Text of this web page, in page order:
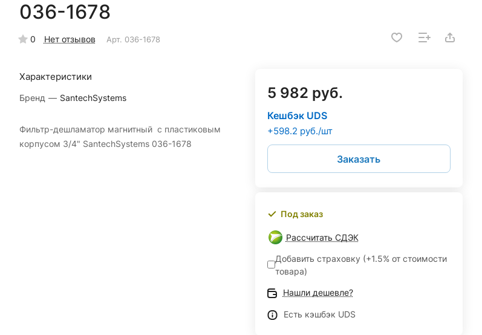
036-1678
0 Нет отзывов Арт. 036-1678
Характеристики
Бренд — SantechSystems
Фильтр-дешламатор магнитный с пластиковым
корпусом 3/4" SantechSystems 036-1678
5 982 руб.
Кешбэк UDS
+598.2 руб./шт
Заказать
Под заказ
Рассчитать СДЭК
Добавить страховку (+1.5% от стоимости
товара)
Нашли дешевле?
Есть кэшбэк UDS